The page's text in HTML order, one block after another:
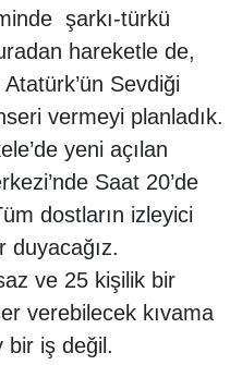
şarkı-türkü
hareketle de,
Sevdiği
vermeyi planladık.
yeni açılan
Saat 20’de
dostların izleyici
duyacağız.
ve 25 kişilik bir
verebilecek kıvama
bir iş değil.